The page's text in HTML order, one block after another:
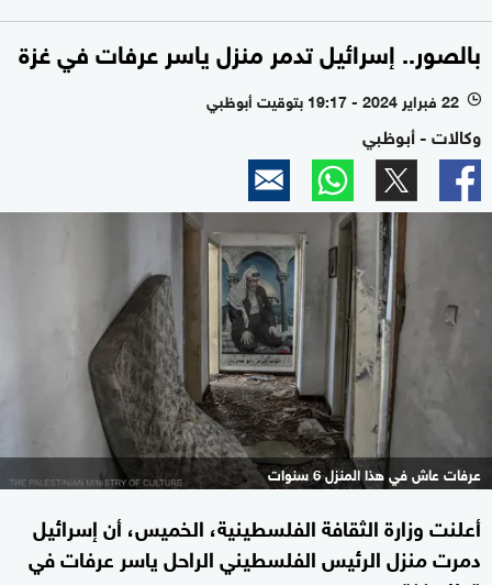
بالصور.. إسرائيل تدمر منزل ياسر عرفات في غزة
l 22 فبراير 2024 - 19:17 بتوقيت أبوظبي
وكالات - أبوظبي
عرفات عاش في هذا المنزل 6 سنوات
أعلنت وزارة الثقافة الفلسطينية، الخميس، أن إسرائيل
دمرت منزل الرئيس الفلسطيني الراحل ياسر عرفات في